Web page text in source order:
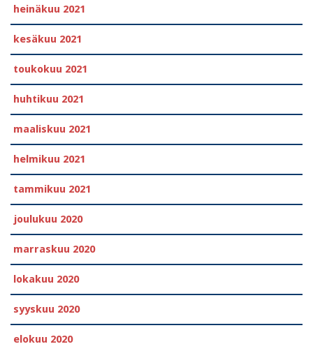
heinäkuu 2021
kesäkuu 2021
toukokuu 2021
huhtikuu 2021
maaliskuu 2021
helmikuu 2021
tammikuu 2021
joulukuu 2020
marraskuu 2020
lokakuu 2020
syyskuu 2020
elokuu 2020